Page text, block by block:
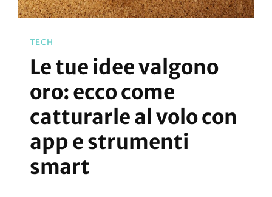
TECH
Le tue idee valgono
oro: ecco come
catturarle al volo con
app e strumenti
smart